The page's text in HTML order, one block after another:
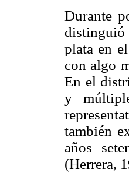
Durante
plata en
con algo
En el
y
también
años
(Herrera,